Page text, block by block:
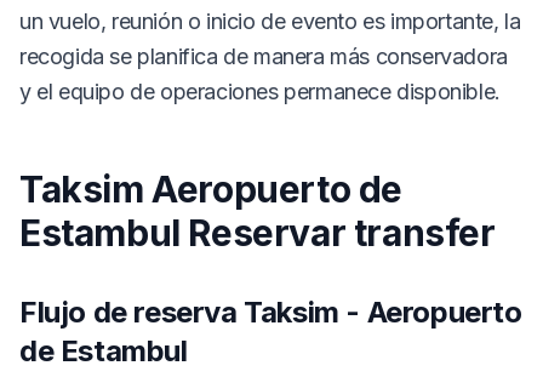
un vuelo, reunión o inicio de evento es importante, la
recogida se planifica de manera más conservadora
y el equipo de operaciones permanece disponible.
Taksim Aeropuerto de
Estambul Reservar transfer
Flujo de reserva Taksim - Aeropuerto
de Estambul